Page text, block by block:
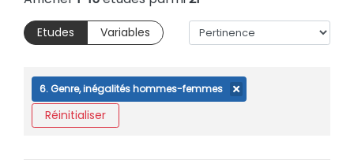
Etudes Variables
6. Genre, inégalités hommes-femmes
Réinitialiser